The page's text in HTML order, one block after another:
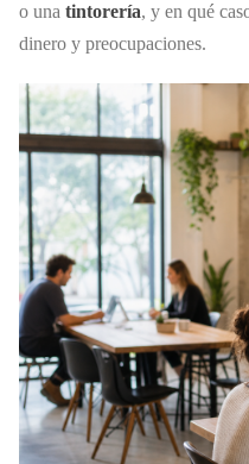
o una tintorería, y en qué
dinero y preocupaciones.